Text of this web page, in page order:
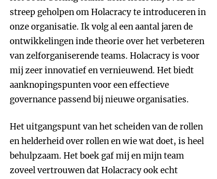
streep geholpen om Holacracy te introduceren in
onze organisatie. Ik volg al een aantal jaren de
ontwikkelingen inde theorie over het verbeteren
van zelforganiserende teams. Holacracy is voor
mij zeer innovatief en vernieuwend. Het biedt
aanknopingspunten voor een effectieve
governance passend bij nieuwe organisaties.
Het uitgangspunt van het scheiden van de rollen
en helderheid over rollen en wie wat doet, is heel
behulpzaam. Het boek gaf mij en mijn team
zoveel vertrouwen dat Holacracy ook echt